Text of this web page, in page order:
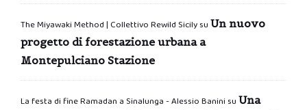
The Miyawaki Method | Collettivo Rewild Sicilysu Un nuovo
progetto di forestazione urbana a
Montepulciano Stazione
La festa di fine Ramadan a Sinalunga - Alessio Banini su Una